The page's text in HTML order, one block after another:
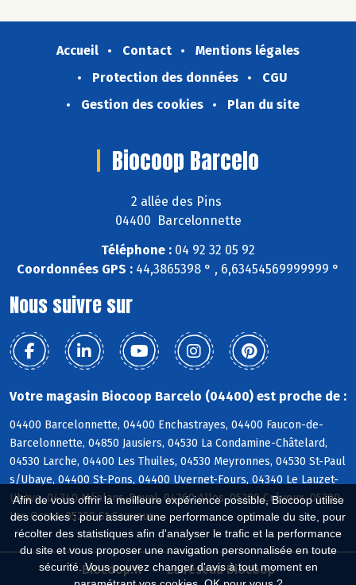
Afin de vous offrir la meilleure expérience possible, Biocoop utilise
des cookies : pour assurer une performance optimale du site, pour
récolter des statistiques afin d'analyser le trafic et la performance
du site et vous proposer une navigation personnalisée en toute
sécurité. Vous pouvez changer d'avis à tout moment en
Accueil Contact
Mentions légales
Protection des données
CGU
Gestion des cookies
Plan du site
Biocoop Barcelo
2 allée des Pins
04400 Barcelonnette
Téléphone : 04 92 32 05 92
Coordonnées GPS : 44,3865398 ° , 6,63454569999999 °
Nous suivre sur
Votre magasin Biocoop Barcelo (04400) est proche de :
04400 Barcelonnette, 04400 Enchastrayes, 04400 Faucon-de-
Barcelonnette, 04850 Jausiers, 04530 La Condamine-Châtelard,
04530 Larche, 04400 Les Thuiles, 04530 Meyronnes, 04530 St-Paul
s/Ubaye, 04400 St-Pons, 04400 Uvernet-Fours, 04340 Le Lauzet-
Ubaye, 04340 Méolans-Revel, 04260 Allos, 05200 Crévoux, 05200
Les Orres, 05200 St-Sauveur
Biocoop.fr Le réseau Biocoop